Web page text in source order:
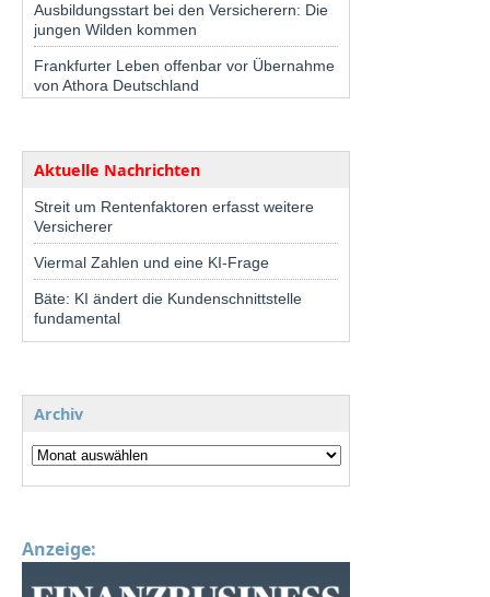
Ausbildungsstart bei den Versicherern: Die
jungen Wilden kommen
Frankfurter Leben offenbar vor Übernahme
von Athora Deutschland
Aktuelle Nachrichten
Streit um Rentenfaktoren erfasst weitere
Versicherer
Viermal Zahlen und eine KI-Frage
Bäte: KI ändert die Kundenschnittstelle
fundamental
Archiv
Anzeige: